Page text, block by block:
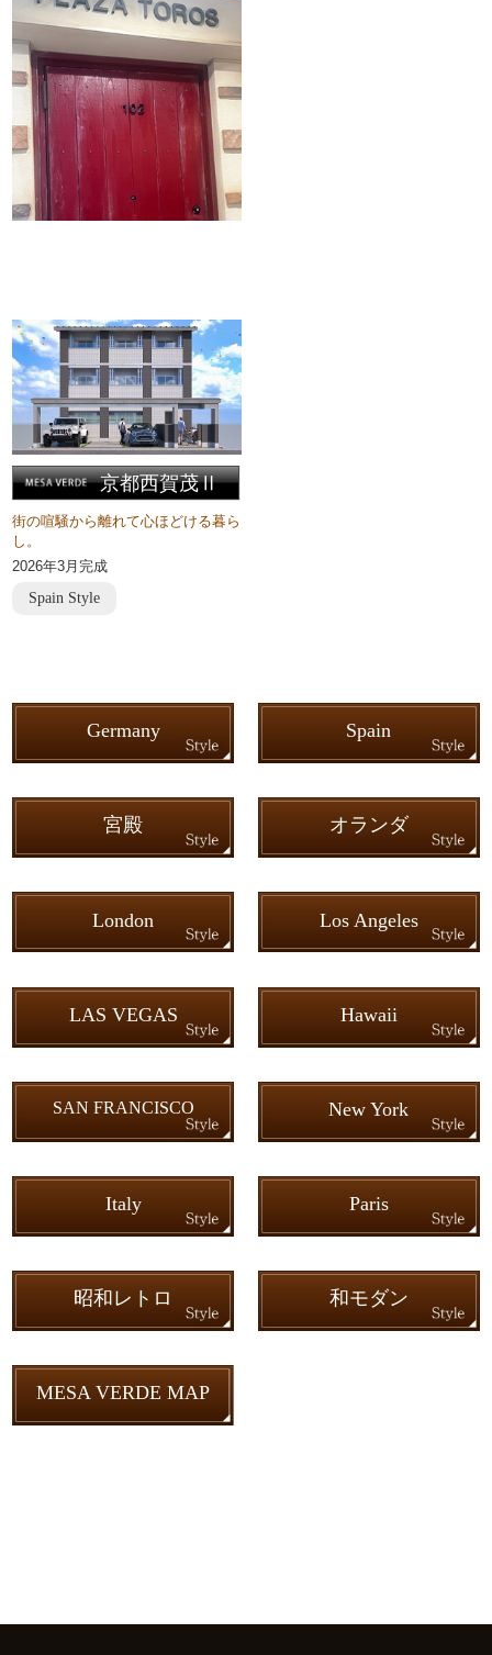
京都西賀茂Ⅱ
街の喧騒から離れて心ほどける暮ら
し。
2026年3月完成
Spain Style
Germany Spain
宮殿 オランダ
London Los Angeles
LAS VEGAS Hawaii
SAN FRANCISCO New York
Italy Paris
昭和レトロ 和モダン
MESA VERDE MAP